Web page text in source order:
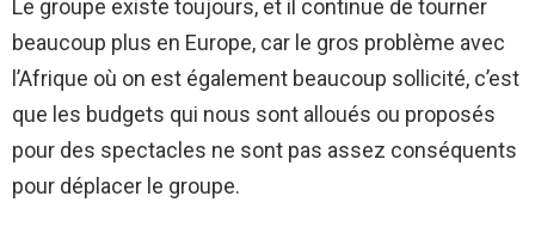
Le groupe existe toujours, et il continue de tourner
beaucoup plus en Europe, car le gros problème avec
l’Afrique où on est également beaucoup sollicité, c’est
que les budgets qui nous sont alloués ou proposés
pour des spectacles ne sont pas assez conséquents
pour déplacer le groupe.